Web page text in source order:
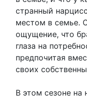
странный
местом в семье.
ощущение, что
глаза на
предпочитая
своих
В этом сезоне на